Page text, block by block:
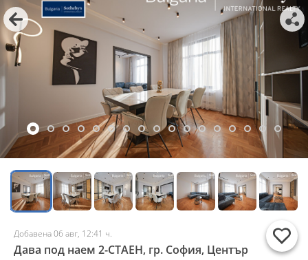
Добавена 06 авг, 12:41 ч.
Дава под наем 2-СТАЕН, гр. София, Център